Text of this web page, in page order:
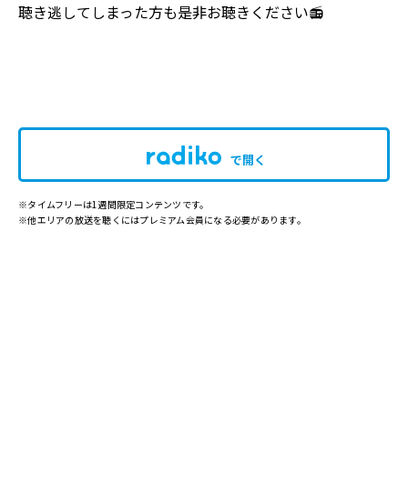
聴き逃してしまった方も是非お聴きください📻
で開く
※タイムフリーは1週間限定コンテンツです。
※他エリアの放送を聴くにはプレミアム会員になる必要があります。